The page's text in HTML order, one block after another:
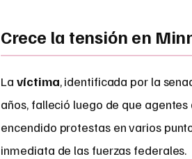
Crece la tensión en
Lavíctima, identificada por la
años, falleció luego de que agentes
encendido protestas en varios
inmediata de las fuerzas federales.